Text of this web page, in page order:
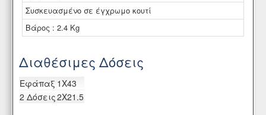
Συσκευασμένο σε έγχρωμο κουτί
Βάρος : 2.4 Kg
Διαθέσιμες Δόσεις
Eφάπαξ 1X43
2 Δόσεις2X21.5